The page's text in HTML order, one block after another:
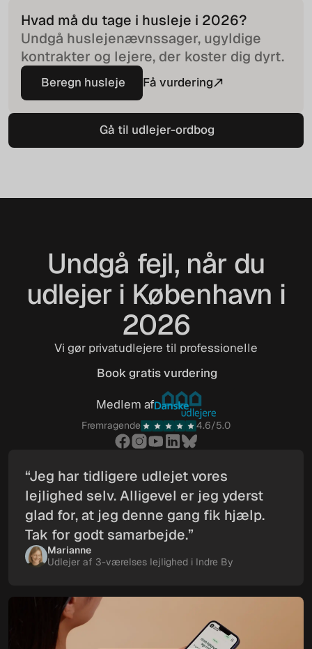
Hvad må du tage i husleje i 2026?
Undgå huslejenævnssager, ugyldige
kontrakter og lejere, der koster dig dyrt.
Beregn husleje
Beregn husleje
Få vurdering
Gå til udlejer-ordbog
Gå til udlejer-ordbog
Undgå fejl, når du
udlejer i København i
2026
Vi gør privatudlejere til professionelle
Book gratis vurdering
Book gratis vurdering
Medlem af
Fremragende 4.6/5.0
“Jeg har tidligere udlejet vores
lejlighed selv. Alligevel er jeg yderst
glad for, at jeg denne gang fik hjælp.
Tak for godt samarbejde.”
Marianne
Udlejer af 3-værelses lejlighed i Indre By